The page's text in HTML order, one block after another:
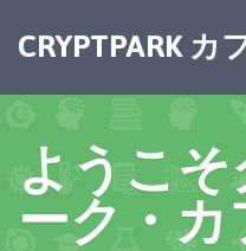
CRYPTPARK カ
ようこ
ーク・